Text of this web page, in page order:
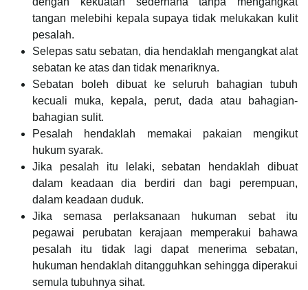
tangan melebihi kepala supaya tidak melukakan kulit
pesalah.
Selepas satu sebatan, dia hendaklah mengangkat alat
sebatan ke atas dan tidak menariknya.
Sebatan boleh dibuat ke seluruh bahagian tubuh
kecuali muka, kepala, perut, dada atau bahagian-
bahagian sulit.
Pesalah hendaklah memakai pakaian mengikut
hukum syarak.
Jika pesalah itu lelaki, sebatan hendaklah dibuat
dalam keadaan dia berdiri dan bagi perempuan,
dalam keadaan duduk.
Jika semasa perlaksanaan hukuman sebat itu
pegawai perubatan kerajaan memperakui bahawa
pesalah itu tidak lagi dapat menerima sebatan,
hukuman hendaklah ditangguhkan sehingga diperakui
semula tubuhnya sihat.